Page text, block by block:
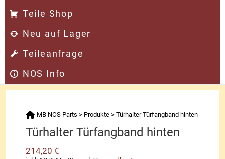
Teile Shop
Neu auf Lager
Teileanfrage
NOS Info
MB NOS Parts > Produkte >Türhalter Türfangband hinten
Türhalter Türfangband hinten
214,20€